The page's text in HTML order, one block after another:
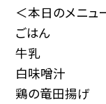
＜本日のメニュ
ごはん
牛乳
白味噌汁
鶏の竜田揚げ